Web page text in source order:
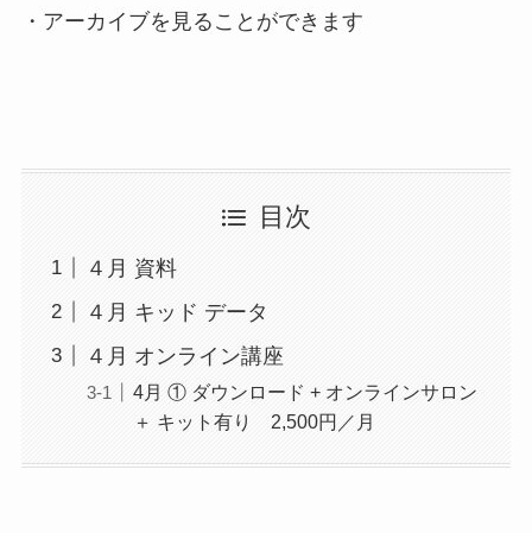
・アーカイブを見ることができます
目次
４月 資料
４月 キッド データ
４月 オンライン講座
4月 ① ダウンロード + オンラインサロン
＋ キット有り 2,500円／月